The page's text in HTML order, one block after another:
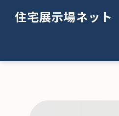
住宅展示場ネット